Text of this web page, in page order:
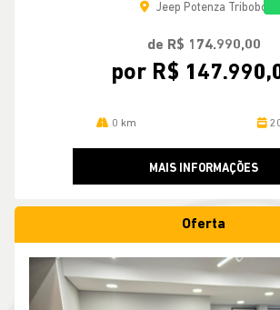
Jeep Potenza Tribobo
de R$ 174.990,00
por R$
0 km
MAIS INFORMAÇÕES
Oferta